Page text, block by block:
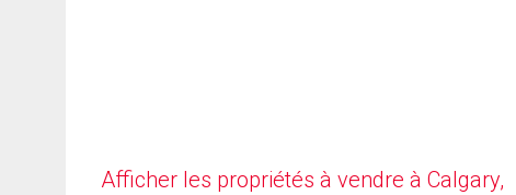
Afficher les propriétés à vendre à Calgary,